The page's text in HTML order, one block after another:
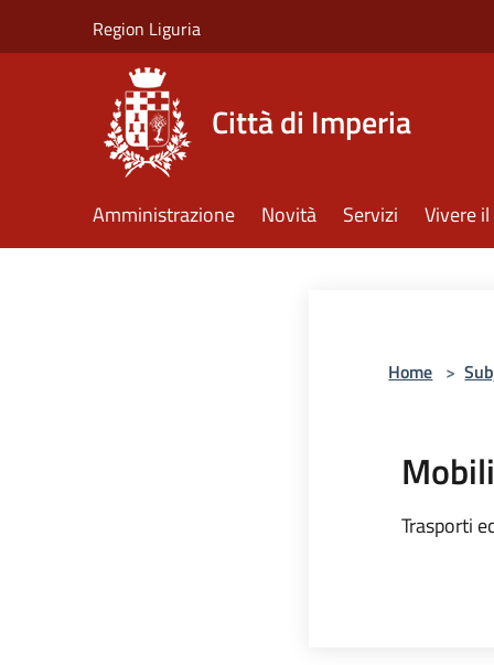
Region Liguria
Città di Imperia
Amministrazione Novità Servizi Vivere
Home >
Trasporti